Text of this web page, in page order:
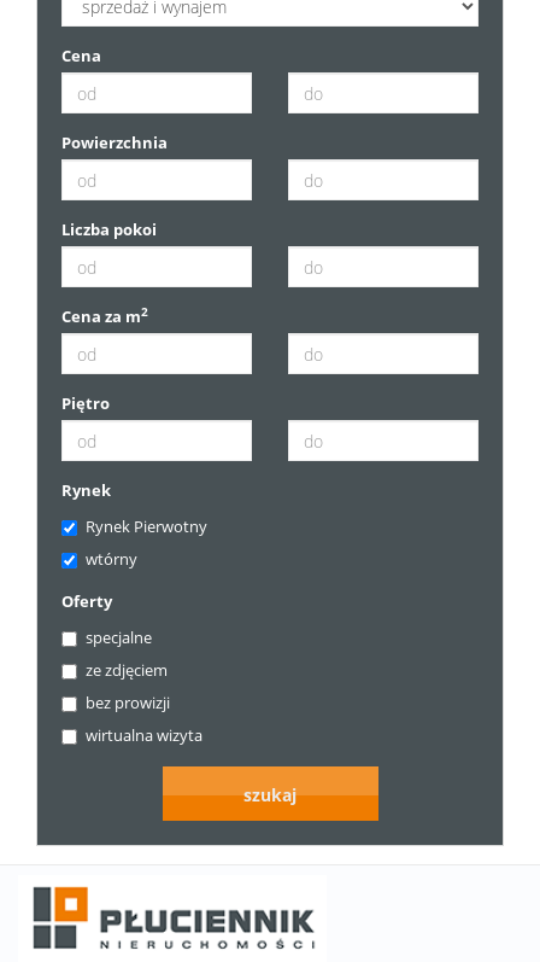
Cena
Powierzchnia
Liczba pokoi
Cena za m2
Piętro
Rynek
Rynek Pierwotny
wtórny
Oferty
specjalne
ze zdjęciem
bez prowizji
wirtualna wizyta